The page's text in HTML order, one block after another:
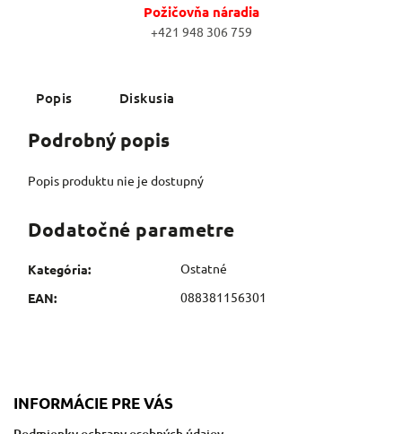
Požičovňa náradia
+421 948 306 759
Popis Diskusia
Podrobný popis
Popis produktu nie je dostupný
Dodatočné parametre
Kategória:
Ostatné
EAN: 088381156301
INFORMÁCIE PRE VÁS